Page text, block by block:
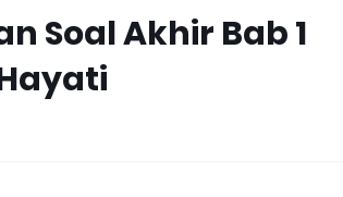
Soal Akhir Bab 1